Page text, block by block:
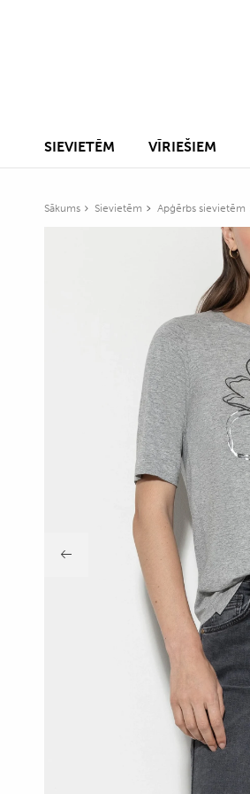
SIEVIETĒM VĪRIEŠIEM
Sākums Sievietēm Apģērbs sievietēm